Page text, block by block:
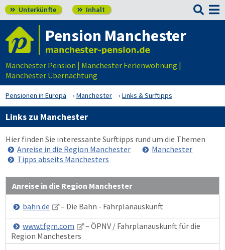
 Unterkünfte  Inhalt 
Pension Manchester
Manchester Pension | Manchester Ferienwohnung |
Manchester Übernachtung
Pensionen in Europa Manchester Links & Surftipps
Links zu Manchester
Hier finden Sie interessante Surftipps rund um die Themen
Anreise in die Region Manchester
Manchester
Tipps abseits Manchesters
Anreise in die Region Manchester
bahn.de
– Die Bahn - Fahrplanauskunft
www.tfgm.com
– ÖPNV / Fahrplanauskunft für die
Region Manchesters